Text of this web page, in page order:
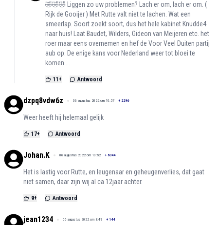
🤣🤣🤣 Liggen zo uw problemen? Lach er om, lach er om. (
Rijk de Gooijer ) Met Rutte valt niet te lachen. Wat een
smeerlap. Soort zoekt soort, dus het hele kabinet Knudde4
naar huis! Laat Baudet, Wilders, Gideon van Meijeren etc. het
roer maar eens overnemen en hef de Voor Veel Duiten partij
aub op. De enige kans voor Nederland weer tot bloei te
komen....
11 + Antwoord
dzpq8vdw6z 06 augustus 2022 om 10:57 + 2296
Weer heeft hij helemaal gelijk
17+ Antwoord
Johan.K 06 augustus 2022 om 10:52 + 6344
Het is lastig voor Rutte, en leugenaar en geheugenverlies, dat gaat
niet samen, daar zijn wij al ca 12jaar achter.
9+ Antwoord
jean1234 06 augustus 2022 om 3:49 + 144